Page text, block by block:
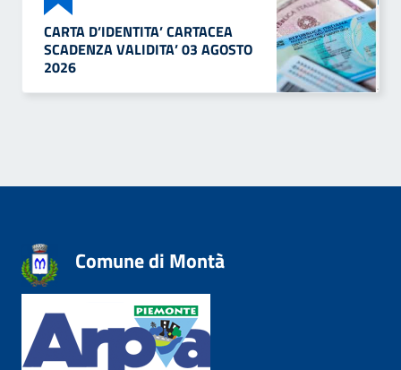
CARTA D’IDENTITA’ CARTACEA
SCADENZA VALIDITA’ 03 AGOSTO
2026
Comune di Montà